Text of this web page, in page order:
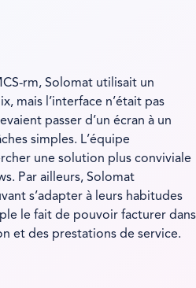
rm, Solomat utilisait un
mais l’interface n’était pas
passer d’un écran à un
simples. L’équipe
une solution plus conviviale
Par ailleurs, Solomat
s’adapter à leurs habitudes
le fait de pouvoir facturer dans
et des prestations de service.